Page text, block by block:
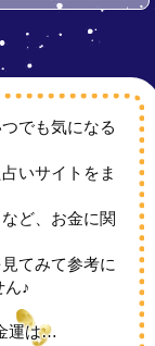
でも気になる
いサイトをま
ど、お金に関
てみて参考に
♪
運は…